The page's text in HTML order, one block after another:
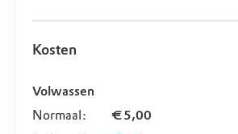
Kosten
Volwassen
Normaal:
€ 5,00